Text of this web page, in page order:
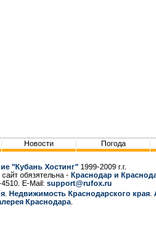
Новости Погода
"Кубань Хостинг" 1999-2009 г.г.
обязятельна - Краснодар и
E-Mail: support@rufox.ru
Недвижимость Краснодарcкого края
Краснодара